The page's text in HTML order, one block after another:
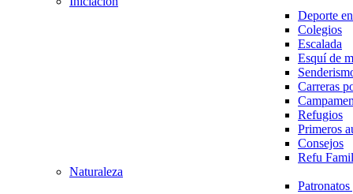
Deporte
Colegios
Escalada
Esquí de
Carreras
Refugios
Primeros
Consejos
Refu
Naturaleza